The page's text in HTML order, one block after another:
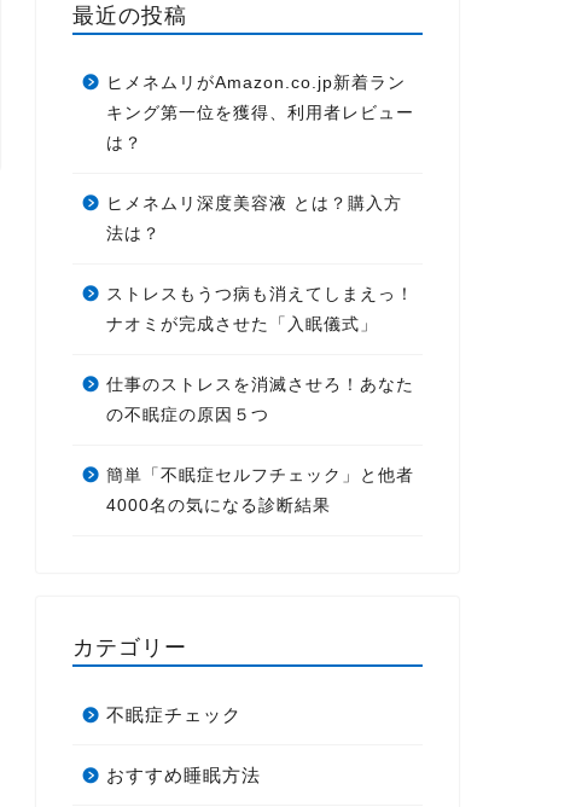
最近の投稿
ヒメネムリがAmazon.co.jp新着ラン
キング第一位を獲得、利用者レビュー
は？
ヒメネムリ深度美容液 とは？購入方
法は？
ストレスもうつ病も消えてしまえっ！
ナオミが完成させた「入眠儀式」
仕事のストレスを消滅させろ！あなた
の不眠症の原因５つ
簡単「不眠症セルフチェック」と他者
4000名の気になる診断結果
カテゴリー
不眠症チェック
おすすめ睡眠方法